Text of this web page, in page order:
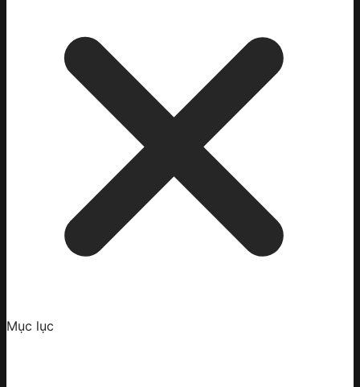
Mục lục